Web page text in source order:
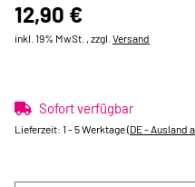
12,90 €
inkl. 19% MwSt. , zzgl. Versand
Sofort verfügbar
Lieferzeit: 1 - 5 Werktage(DE - Ausland